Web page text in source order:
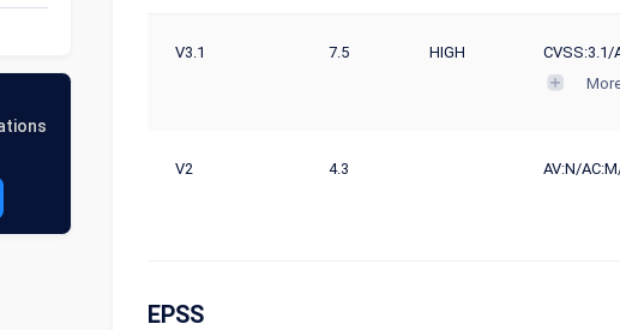
V3.1 7.5 HIGH
CVSS:3.1/
V2 4.3 AV:N/
EPSS